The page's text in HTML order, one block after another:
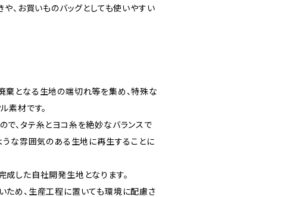
、お買いものバッグとしても使いやすい
棄となる生地の端切れ等を集め、特殊な
素材です。
、タテ糸とヨコ糸を絶妙なバランスで
うな雰囲気のある生地に再生することに
した自社開発生地となります。
ため、生産工程に置いても環境に配慮さ